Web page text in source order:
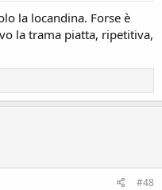
la locandina. Forse è
la trama piatta, ripetitiva,
#48